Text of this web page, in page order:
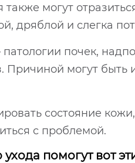
могут
дряблой и слегка
почек,
Причиной могут
состояние
с проблемой.
помогут вот